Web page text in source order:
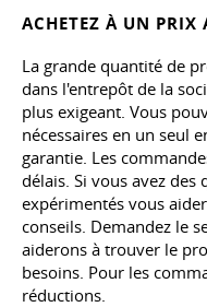
ACHETEZ À UN PRIX
La grande quantité de
dans l'entrepôt de la
plus exigeant. Vous
nécessaires en un seul
garantie. Les
délais. Si vous avez des
expérimentés vous
conseils. Demandez le
aiderons à trouver le
besoins. Pour les
réductions.